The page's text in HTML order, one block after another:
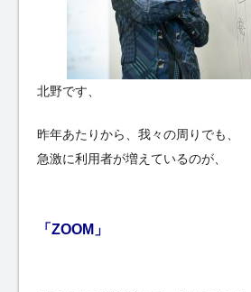
北野です、
昨年あたりから、我々の周りでも、
急激に利用者が増えているのが、
「ZOOM」